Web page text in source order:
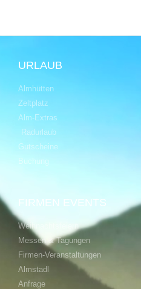
URLAUB
Almhütten
Zeltplatz
Alm-Extras
Radurlaub
Gutscheine
Buchung
FIRMEN EVENTS
Weihnachtsfeiern
Messen & Tagungen
Firmen-Veranstaltungen
Almstadl
Anfrage